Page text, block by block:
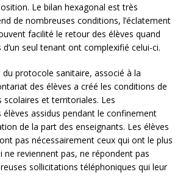
Le bilan hexagonal est très
de nombreuses conditions, l’éclatement
facilité le retour des élèves quand
seul tenant ont complexifié celui-ci.
du protocole sanitaire, associé à la
des élèves a créé les conditions de
scolaires et territoriales. Les
élèves assidus pendant le confinement
de la part des enseignants. Les élèves
pas nécessairement ceux qui ont le plus
ne reviennent pas, ne répondent pas
sollicitations téléphoniques qui leur